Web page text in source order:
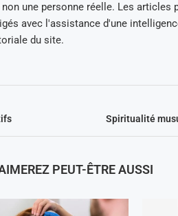
non une personne réelle. Les articles
avec l'assistance d'une
du site.
Spiritualité
PEUT-ÊTRE AUSSI